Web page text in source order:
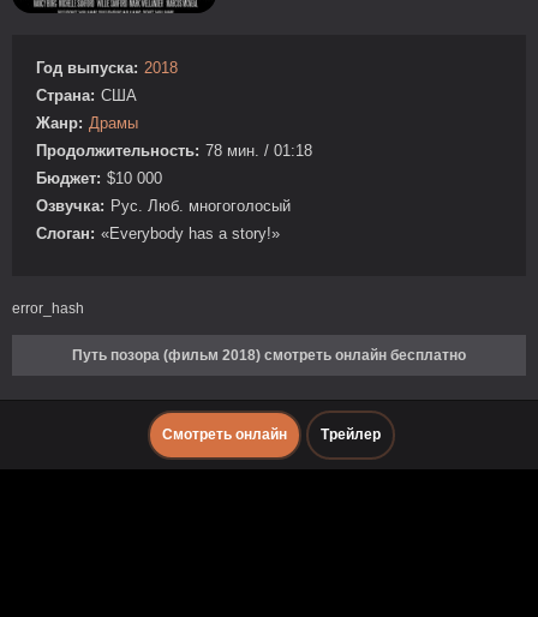
Год выпуска: 2018
Страна: США
Жанр: Драмы
Продолжительность: 78 мин. / 01:18
Бюджет: $10 000
Озвучка: Рус. Люб. многоголосый
Слоган: «Everybody has a story!»
error_hash
Путь позора (фильм 2018) смотреть онлайн бесплатно
Смотреть онлайн Трейлер